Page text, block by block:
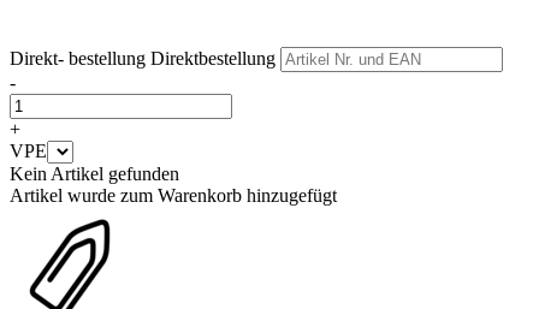
Direkt- bestellung Direktbestellung
-
+
VPE
Kein Artikel gefunden
Artikel wurde zum Warenkorb hinzugefügt